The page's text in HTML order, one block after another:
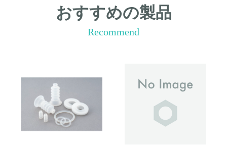
おすすめの製品
Recommend